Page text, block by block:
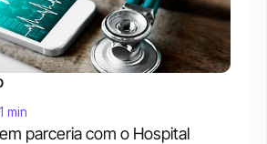
parceria com o Hospital
min